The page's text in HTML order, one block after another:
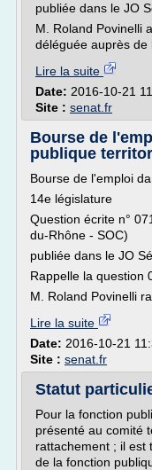
publiée dans le JO
M. Roland Povinelli
déléguée auprès de
Lire la suite
Date: 2016-10-21
Site : senat.fr
Bourse de
publique
Bourse de l'emploi
14e législature
Question écrite n°
du-Rhône - SOC)
publiée dans le JO
Rappelle la question
M. Roland Povinelli
Lire la suite
Date: 2016-10-21
Site : senat.fr
Statut
Pour la fonction
présenté au comité
rattachement ; il est
de la fonction